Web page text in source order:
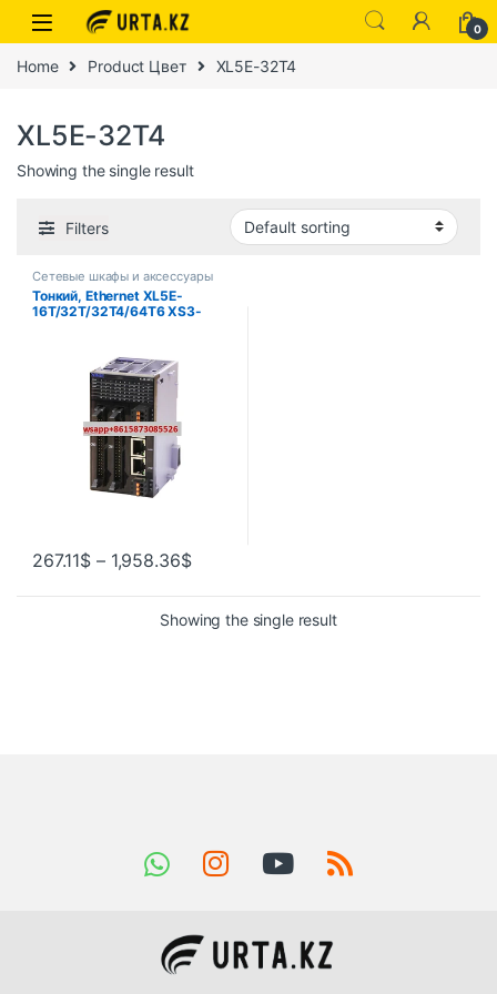
0
Home Product Цвет XL5E-32T4
XL5E-32T4
Showing the single result
Filters
Сетевые шкафы и аксессуары
Тонкий, Ethernet XL5E-
16T/32T/32T4/64T6 XS3-
267.11$ – 1,958.36$
Showing the single result